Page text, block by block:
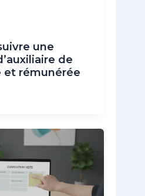
une
de
et rémunérée